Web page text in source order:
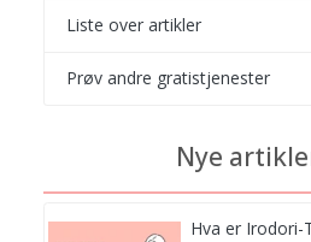
Liste over artikler
Prøv andre gratistjenester
Nye
Hva er Irodori-